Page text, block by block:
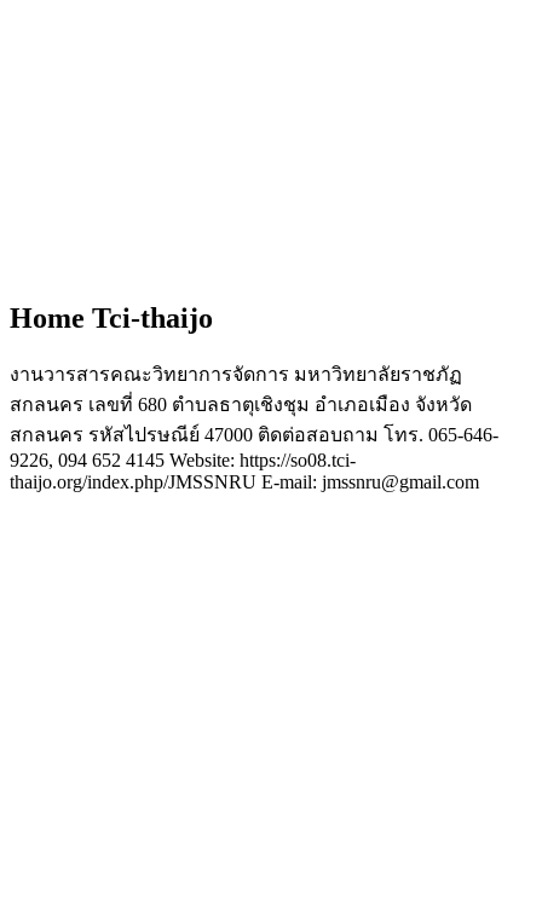
Home Tci-thaijo
งานวารสารคณะวิทยาการจัดการ มหาวิทยาลัยราชภัฏ
สกลนคร เลขที่ 680 ตำบลธาตุเชิงชุม อำเภอเมือง จังหวัด
สกลนคร รหัสไปรษณีย์ 47000 ติดต่อสอบถาม โทร. 065-646-
9226, 094 652 4145 Website: https://so08.tci-
thaijo.org/index.php/JMSSNRU E-mail: jmssnru@gmail.com